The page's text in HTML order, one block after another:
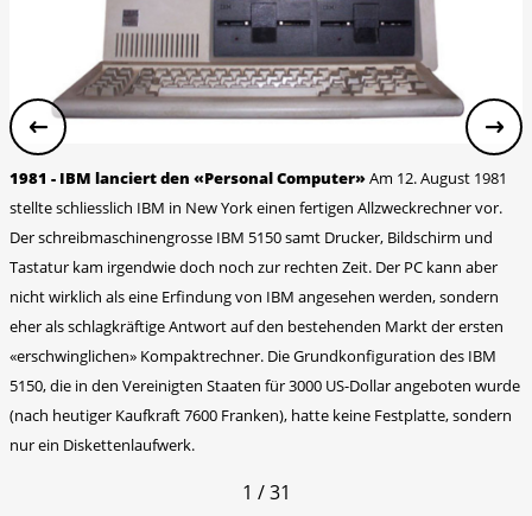
1981 - IBM lanciert den «Personal Computer»Am 12. August 1981
stellte schliesslich IBM in New York einen fertigen Allzweckrechner vor.
Der schreibmaschinengrosse IBM 5150 samt Drucker, Bildschirm und
Tastatur kam irgendwie doch noch zur rechten Zeit. Der PC kann aber
nicht wirklich als eine Erfindung von IBM angesehen werden, sondern
eher als schlagkräftige Antwort auf den bestehenden Markt der ersten
«erschwinglichen» Kompaktrechner. Die Grundkonfiguration des IBM
5150, die in den Vereinigten Staaten für 3000 US-Dollar angeboten wurde
(nach heutiger Kaufkraft 7600 Franken), hatte keine Festplatte, sondern
nur ein Diskettenlaufwerk.
1 / 31